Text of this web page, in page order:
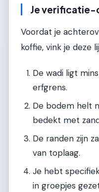
Je verificatie-
Voordat je
koffie, vink je deze
De wadi ligt
erfgrens.
De bodem helt
bedekt met
De randen zijn
van toplaag.
Je hebt
in groepjes